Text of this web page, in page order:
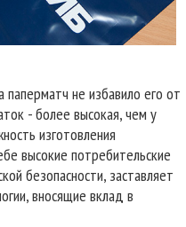
не избавило его от
- более высокая, чем у
изготовления
высокие потребительские
безопасности, заставляет
вносящие вклад в